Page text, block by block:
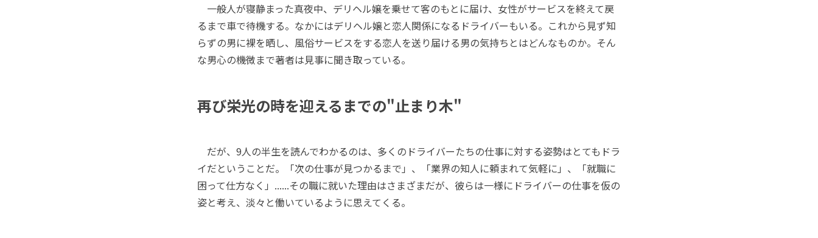
一般人が寝静まった真夜中、デリヘル嬢を乗せて客のもとに届け、女性がサービスを終えて戻
るまで車で待機する。なかにはデリヘル嬢と恋人関係になるドライバーもいる。これから見ず知
らずの男に裸を晒し、風俗サービスをする恋人を送り届ける男の気持ちとはどんなものか。そん
な男心の機微まで著者は見事に聞き取っている。
再び栄光の時を迎えるまでの"止まり木"
だが、9人の半生を読んでわかるのは、多くのドライバーたちの仕事に対する姿勢はとてもドラ
イだということだ。「次の仕事が見つかるまで」、「業界の知人に頼まれて気軽に」、「就職に
困って仕方なく」......その職に就いた理由はさまざまだが、彼らは一様にドライバーの仕事を仮の
姿と考え、淡々と働いているように思えてくる。